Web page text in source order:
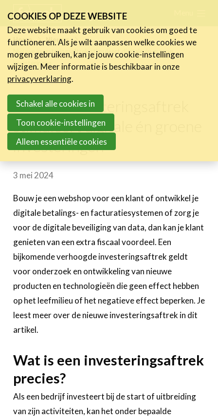
links
Jump
to
navigation
to
main
content
FR NL
Home
Nieuws
Nieuwe investeringsaftrek stimuleert digitale én groene
investeringen
Nieuwe investeringsaftrek
stimuleert digitale én groene
investeringen
3 mei 2024
Bouw je een webshop voor een klant of ontwikkel je
digitale betalings- en facturatiesystemen of zorg je
voor de digitale beveiliging van data, dan kan je klant
genieten van een extra fiscaal voordeel. Een
bijkomende verhoogde investeringsaftrek geldt
voor onderzoek en ontwikkeling van nieuwe
producten en technologieën die geen effect hebben
op het leefmilieu of het negatieve effect beperken. Je
leest meer over de nieuwe investeringsaftrek in dit
artikel.
Wat is een investeringsaftrek
precies?
Als een bedrijf investeert bij de start of uitbreiding
van zijn activiteiten, kan het onder bepaalde
Nieuws
Nieuwsberichten
FeWeb Videos
Jobs in de sector
Activiteiten
Cases
Bedrijvenzoeker
Over FeWeb
Lid worden Account
Zoeken
COOKIES OP DEZE WEBSITE
Deze website maakt gebruik van cookies om goed te
functioneren. Als je wilt aanpassen welke cookies we
mogen gebruiken, kan je jouw cookie-instellingen
wijzigen. Meer informatie is beschikbaar in onze
privacyverklaring.
Schakel alle cookies in
Toon cookie-instellingen
Alleen essentiële cookies